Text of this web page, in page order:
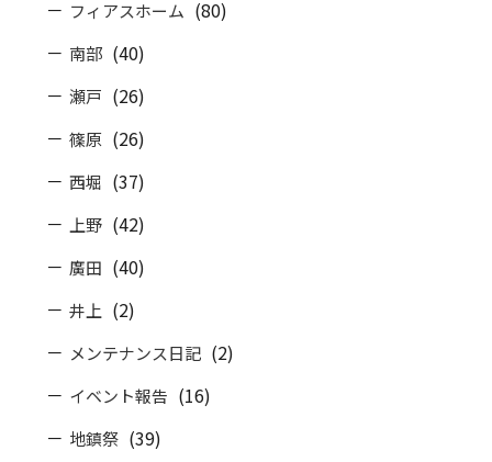
フィアスホーム (80)
南部 (40)
瀬戸 (26)
篠原 (26)
西堀 (37)
上野 (42)
廣田 (40)
井上 (2)
メンテナンス日記 (2)
イベント報告 (16)
地鎮祭 (39)